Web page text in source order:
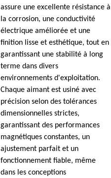
assure une excellente résistance à
la corrosion, une conductivité
électrique améliorée et une
finition lisse et esthétique, tout en
garantissant une stabilité à long
terme dans divers
environnements d'exploitation.
Chaque aimant est usiné avec
précision selon des tolérances
dimensionnelles strictes,
garantissant des performances
magnétiques constantes, un
ajustement parfait et un
fonctionnement fiable, même
dans les conceptions